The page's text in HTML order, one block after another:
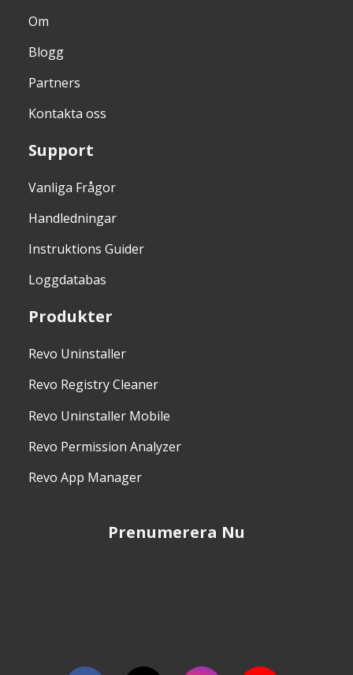
Om
Blogg
Partners
Kontakta oss
Support
Vanliga Frågor
Handledningar
Instruktions Guider
Loggdatabas
Produkter
Revo Uninstaller
Revo Registry Cleaner
Revo Uninstaller Mobile
Revo Permission Analyzer
Revo App Manager
Prenumerera Nu